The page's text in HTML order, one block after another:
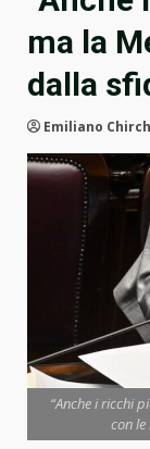
ma la
dalla
Emiliano
“Anche i ricchi
con